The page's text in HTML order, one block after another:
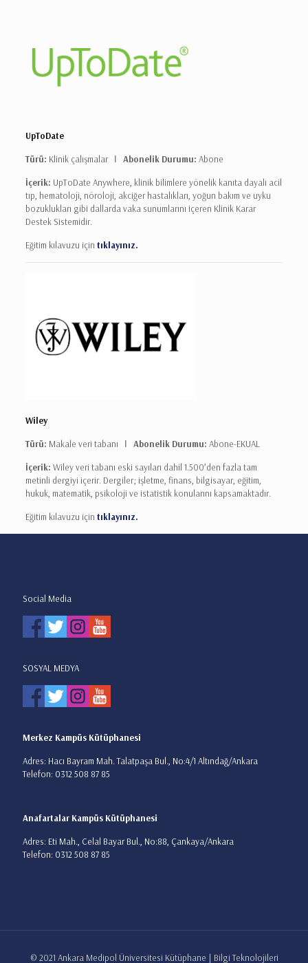
UpToDate
Türü: Klinik çalışmalar Ι Abonelik Durumu: Abone
İçerik: UpToDate Anywhere, klinik bilimlere yönelik kanıta dayalı acil
tıp, hematoloji, nöroloji, akciğer hastalıkları, yoğun bakım ve uyku
bozuklukları gibi dallarda vaka sunumlarını içeren Klinik Karar
Destek Sistemidir.
Eğitim kılavuzu için tıklayınız.
Wiley
Türü: Makale veri tabanı Ι Abonelik Durumu: Abone-EKUAL
İçerik: Wiley veri tabanı eski sayıları dahil 1.500’den fazla tam
metinli dergiyi içerir. Dergiler; işletme, finans, bilgisayar, eğitim,
hukuk, matematik, psikoloji ve istatistik konularını kapsamaktadır.
Eğitim kılavuzu için tıklayınız.
Social Media
SOSYAL MEDYA
Merkez Kampüs Kütüphanesi
Adres: Hacı Bayram Mah. Talatpaşa Bul., No:4/1 Altındağ/Ankara
Telefon: 0312 508 87 85
Anafartalar Kampüs Kütüphanesi
Adres: Eti Mah., Celal Bayar Bul., No:88, Çankaya/Ankara
Telefon: 0312 508 87 85
© 2021 Ankara Medipol Üniversitesi Kütüphane | Bilgi Teknolojileri